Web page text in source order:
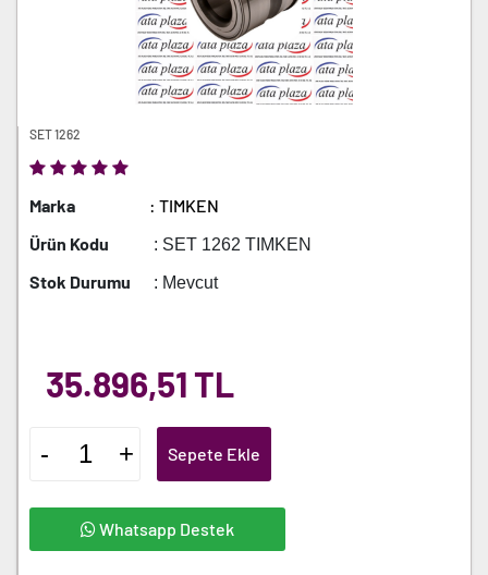
SET 1262
Marka
: TIMKEN
Ürün Kodu
: SET 1262 TIMKEN
Stok Durumu : Mevcut
35.896,51 TL
- + Sepete Ekle
Whatsapp Destek